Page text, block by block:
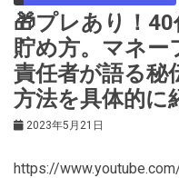
🎁プレあり！
貯め方。マネー
責任者が語る秘
方法を具体的に
2023年5月21日
https://